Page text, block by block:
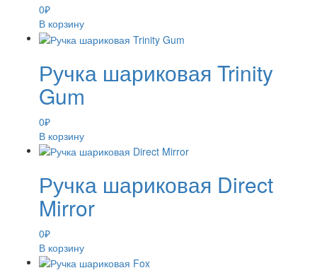
0₽
В корзину
Ручка шариковая Trinity
Gum
0₽
В корзину
Ручка шариковая Direct
Mirror
0₽
В корзину